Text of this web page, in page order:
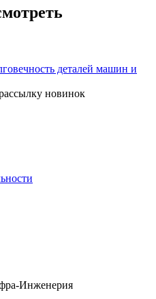
деталей машин и
новинок
Инженерия